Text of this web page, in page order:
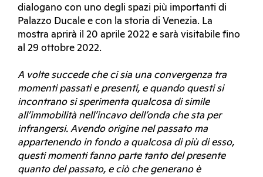
dialogano con uno degli spazi più importanti di
Palazzo Ducale e con la storia di Venezia. La
mostra aprirà il 20 aprile 2022 e sarà visitabile fino
al 29 ottobre 2022.
A volte succede che ci sia una convergenza tra
momenti passati e presenti, e quando questi si
incontrano si sperimenta qualcosa di simile
all’immobilità nell’incavo dell’onda che sta per
infrangersi. Avendo origine nel passato ma
appartenendo in fondo a qualcosa di più di esso,
questi momenti fanno parte tanto del presente
quanto del passato, e ciò che generano è